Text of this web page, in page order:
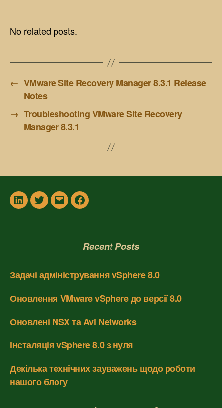
No related posts.
← VMware Site Recovery Manager 8.3.1 Release
Notes
→ Troubleshooting VMware Site Recovery
Manager 8.3.1
In TwitterEmailFacebook
Recent Posts
Задачі адміністрування vSphere 8.0
Оновлення VMware vSphere до версії 8.0
Оновлені NSX та Avi Networks
Інсталяція vSphere 8.0 з нуля
Декілька технічних зауважень щодо роботи
нашого блогу